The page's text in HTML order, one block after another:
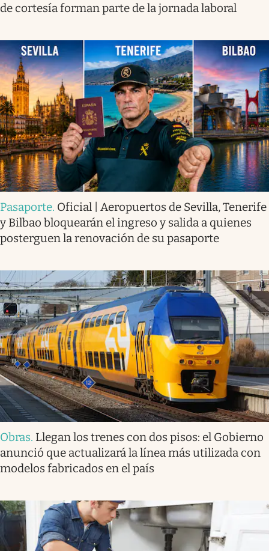
de cortesía forman parte de la jornada laboral
Pasaporte. Oficial | Aeropuertos de Sevilla, Tenerife
y Bilbao bloquearán el ingreso y salida a quienes
posterguen la renovación de su pasaporte
Obras. Llegan los trenes con dos pisos: el Gobierno
anunció que actualizará la línea más utilizada con
modelos fabricados en el país